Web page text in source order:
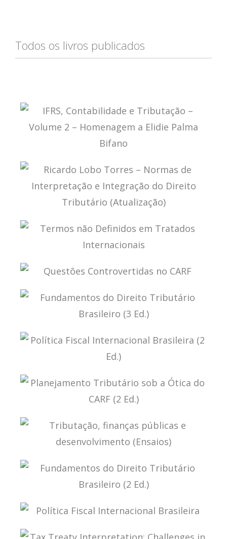
Todos os livros publicados
IFRS, CONTABILIDADE E TRIBUTAÇÃO – VOLUME
2 – HOMENAGEM A ELIDIE PALMA BIFANO
RICARDO LOBO TORRES – NORMAS DE
INTERPRETAÇÃO E INTEGRAÇÃO DO DIREITO
TERMOS NÃO DEFINIDOS EM TRATADOS
INTERNACIONAIS
QUESTÕES CONTROVERTIDAS NO CARF
FUNDAMENTOS DO DIREITO TRIBUTÁRIO
BRASILEIRO (3 ED.)
POLÍTICA FISCAL INTERNACIONAL BRASILEIRA (2
ED.)
PLANEJAMENTO TRIBUTÁRIO SOB A ÓTICA DO
CARF (2 ED.)
TRIBUTAÇÃO, FINANÇAS PÚBLICAS E
DESENVOLVIMENTO (ENSAIOS)
FUNDAMENTOS DO DIREITO TRIBUTÁRIO
BRASILEIRO (2 ED.)
POLÍTICA FISCAL INTERNACIONAL BRASILEIRA